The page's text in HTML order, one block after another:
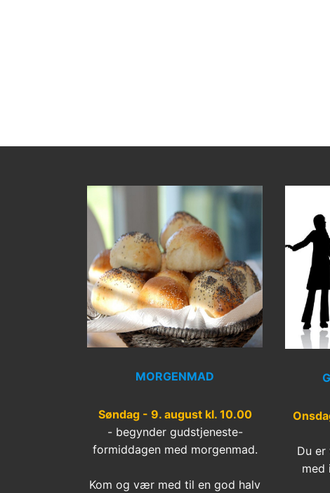
MORGENMAD
Søndag - 9. august kl. 10.00
- begynder gudstjeneste-
formiddagen med morgenmad.
Kom og vær med til en god halv
Du
med